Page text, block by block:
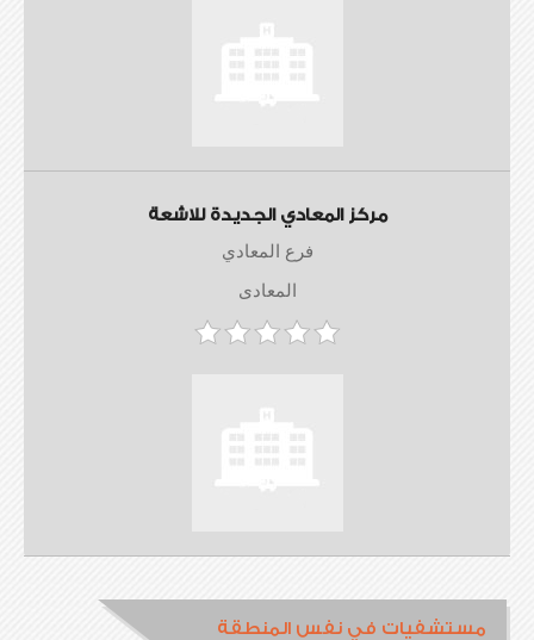
مركز المعادي الجديدة للاشعة
فرع المعادي
المعادى
مستشفيات في نفس المنطقة